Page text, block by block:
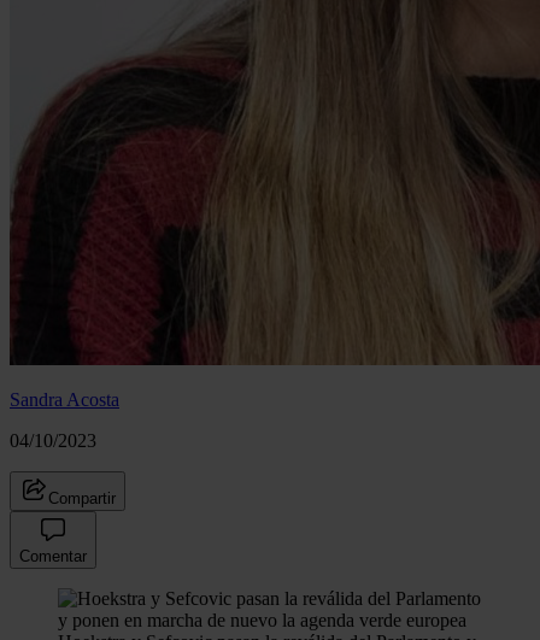
Sandra Acosta
04/10/2023
Compartir
Comentar